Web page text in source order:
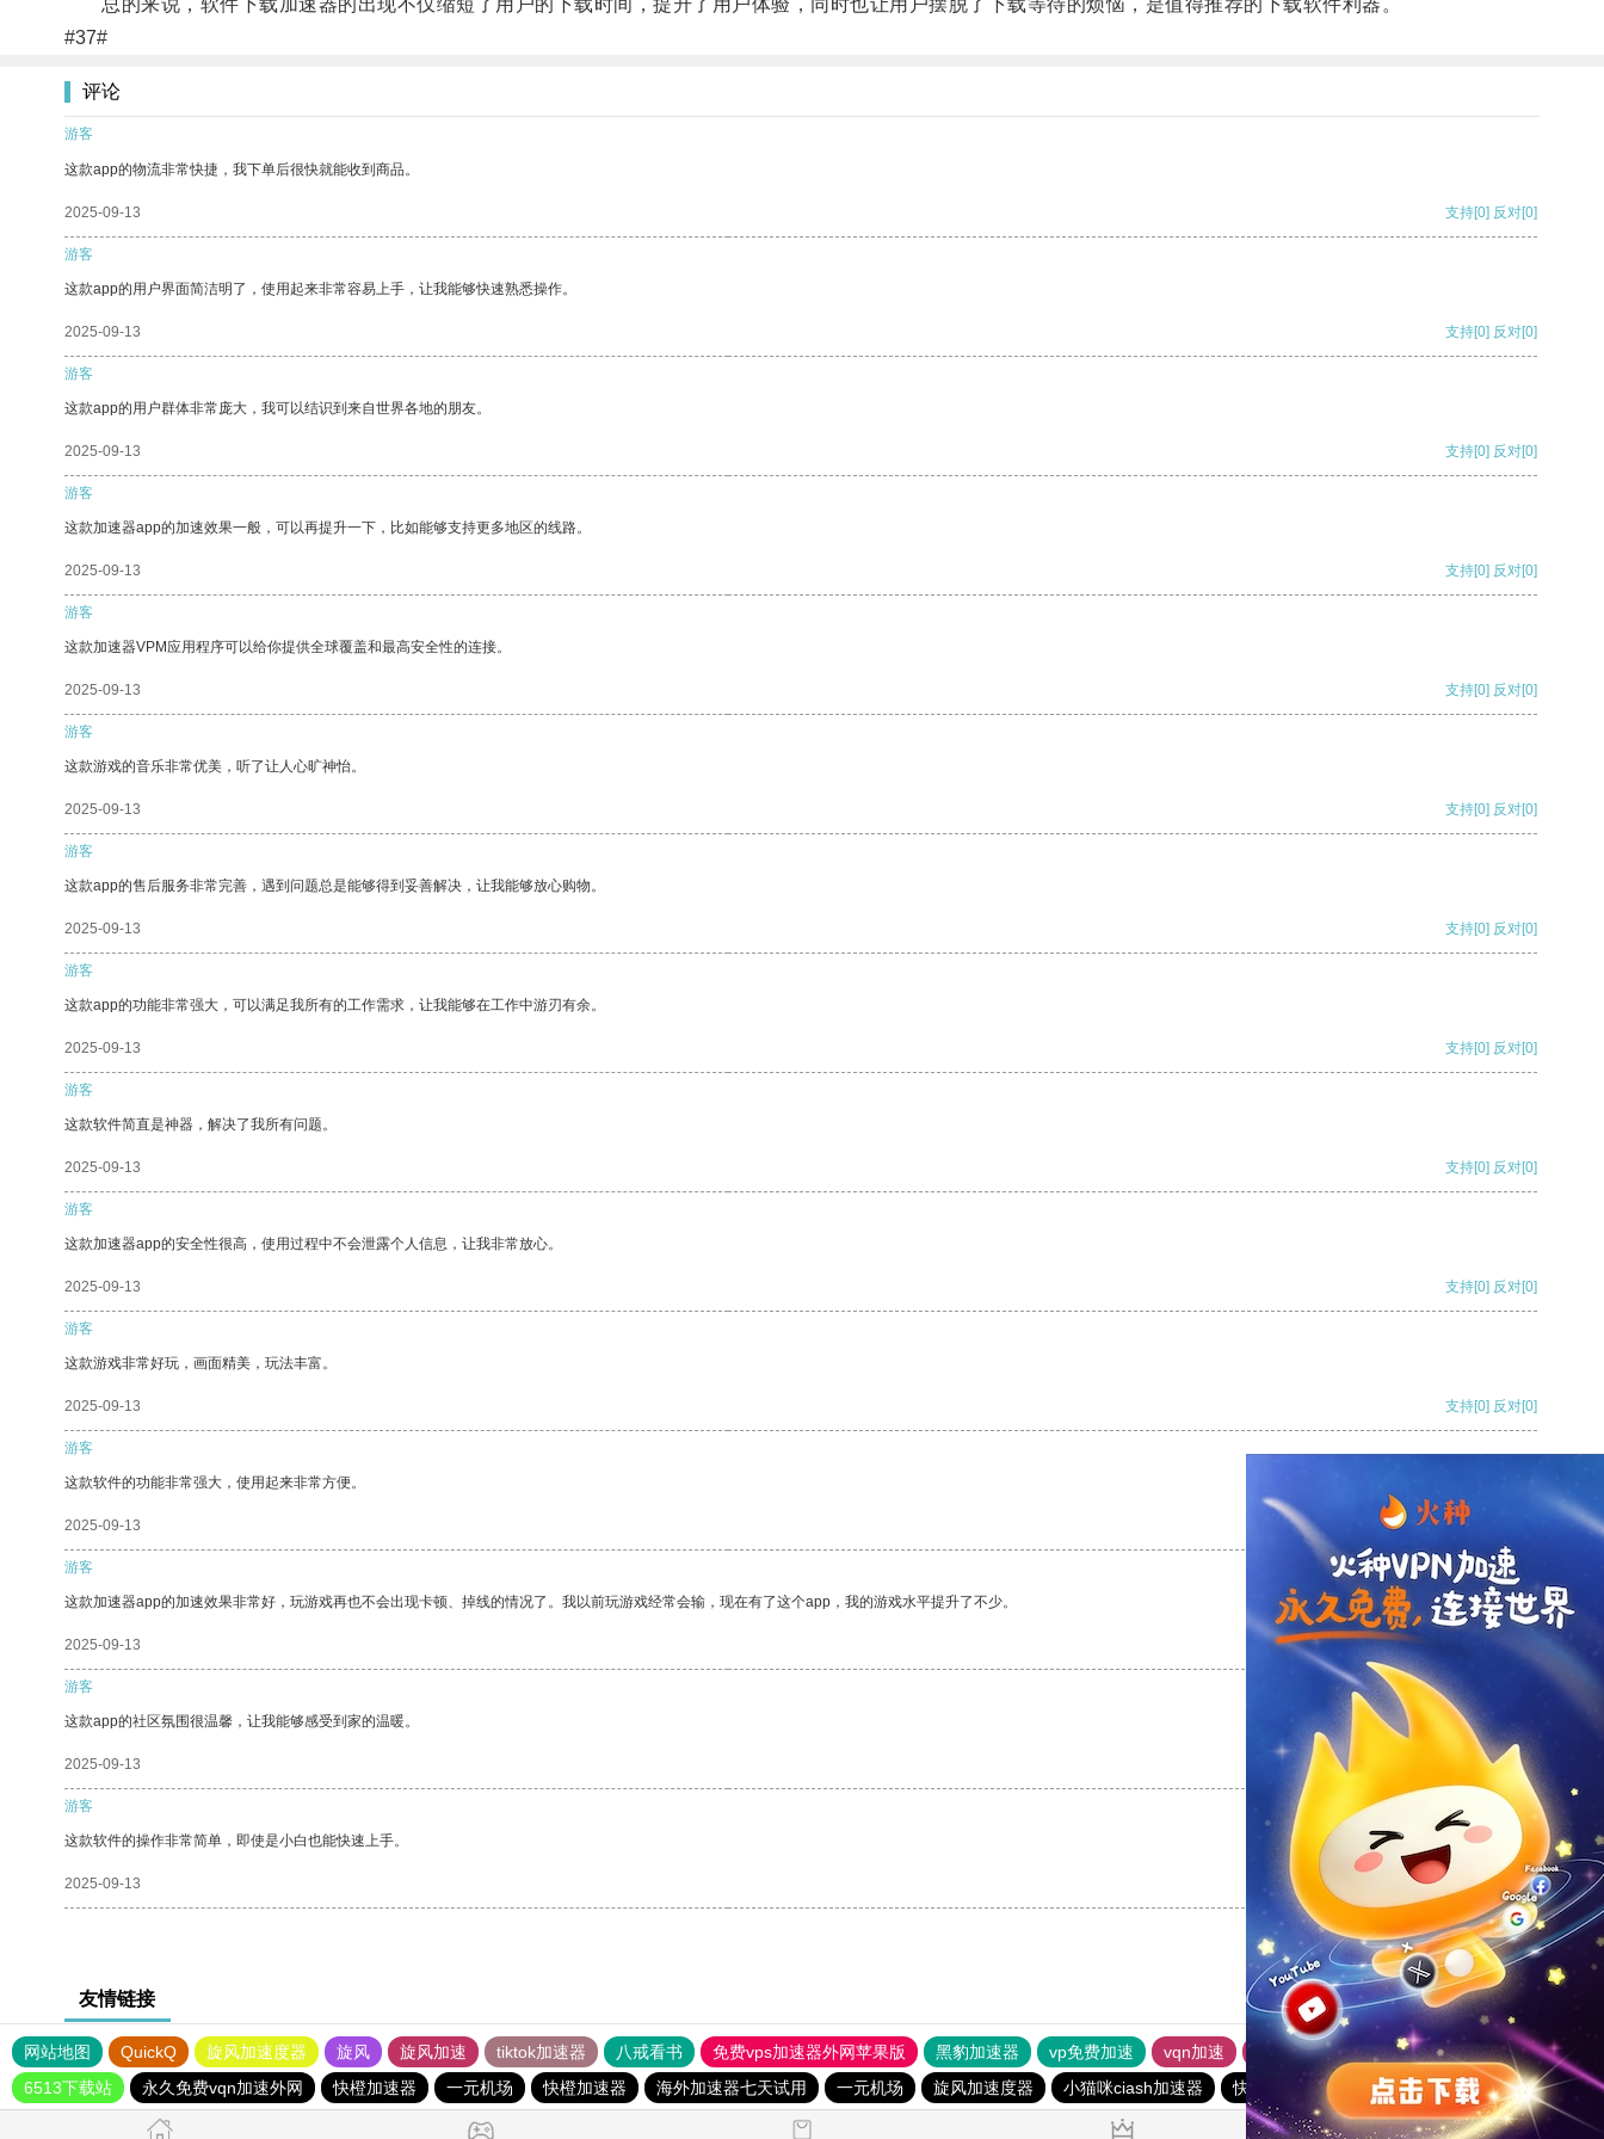
总的来说，软件下载加速器的出现不仅缩短了用户的下载时间，提升了用户体验，同时也让用户摆脱了下载等待的烦恼，是值得推荐的下载软件利器。
#37#
评论
游客
这款app的物流非常快捷，我下单后很快就能收到商品。
2025-09-13 支持[0] 反对[0]
游客
这款app的用户界面简洁明了，使用起来非常容易上手，让我能够快速熟悉操作。
2025-09-13 支持[0] 反对[0]
游客
这款app的用户群体非常庞大，我可以结识到来自世界各地的朋友。
2025-09-13 支持[0] 反对[0]
游客
这款加速器app的加速效果一般，可以再提升一下，比如能够支持更多地区的线路。
2025-09-13 支持[0] 反对[0]
游客
这款加速器VPM应用程序可以给你提供全球覆盖和最高安全性的连接。
2025-09-13 支持[0] 反对[0]
游客
这款游戏的音乐非常优美，听了让人心旷神怡。
2025-09-13 支持[0] 反对[0]
游客
这款app的售后服务非常完善，遇到问题总是能够得到妥善解决，让我能够放心购物。
2025-09-13 支持[0] 反对[0]
游客
这款app的功能非常强大，可以满足我所有的工作需求，让我能够在工作中游刃有余。
2025-09-13 支持[0] 反对[0]
游客
这款软件简直是神器，解决了我所有问题。
2025-09-13 支持[0] 反对[0]
游客
这款加速器app的安全性很高，使用过程中不会泄露个人信息，让我非常放心。
2025-09-13 支持[0] 反对[0]
游客
这款游戏非常好玩，画面精美，玩法丰富。
2025-09-13 支持[0] 反对[0]
游客
这款软件的功能非常强大，使用起来非常方便。
2025-09-13 支持
游客
这款加速器app的加速效果非常好，玩游戏再也不会出现卡顿、掉线的情况了。我以前玩游戏经常会输，现在有了这个app，我的游戏水平提升了不少。
2025-09-13
游客
这款app的社区氛围很温馨，让我能够感受到家的温暖。
2025-09-13 [0] 反对[0]
游客
这款软件的操作非常简单，即使是小白也能快速上手。
2025-09-13 支持[0] 反对[0]
友情链接
网站地图 QuickQ 旋风加速度器 旋风 旋风加速 tiktok加速器 八戒看书 免费vps加速器外网苹果版 黑豹加速器 vp免费加速 vqn加速 书游下载站 黑洞加速噐
vp加速器
6513下载站
永久免费vqn加速外网 快橙加速器 一元机场 快橙加速器 海外加速器七天试用 一元机场 旋风加速度器 小猫咪ciash加速器 快连vn破解版 快鸭加速器